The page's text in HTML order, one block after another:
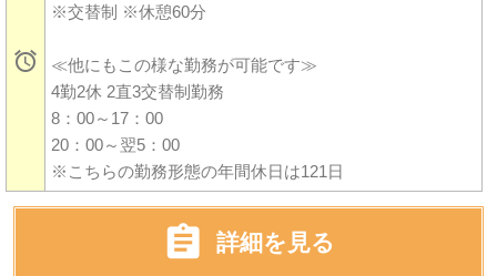

※交替制 ※休憩60分
≪他にもこの様な勤務が可能です≫
4勤2休 2直3交替制勤務
8：00～17：00
20：00～翌5：00
※こちらの勤務形態の年間休日は121日
 詳細を見る